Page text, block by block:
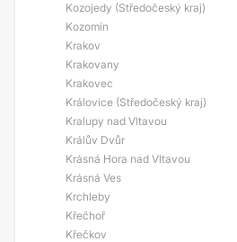
Kozojedy (Středočeský kraj)
Kozomín
Krakov
Krakovany
Krakovec
Královice (Středočeský kraj)
Kralupy nad Vltavou
Králův Dvůr
Krásná Hora nad Vltavou
Krásná Ves
Krchleby
Křečhoř
Křečkov